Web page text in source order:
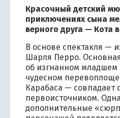
Красочный детский
приключениях сына
верного друга — Кота
В основе спектакля —
Шарля Перро.
об изгнанном младшем
чудесном
Карабаса — совпадает
первоисточником.
дополнительные